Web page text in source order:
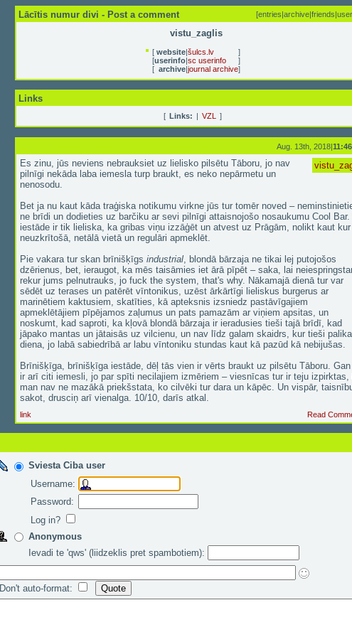
Lācītis numur divi - Post a comment [entries|archive|friends|
vistu_zaglis
[ website| šulcs.lv
]
[userinfo| sc userinfo
]
[ archive| journal archive]
Links
[ Links: VZL ]
Aug. 13th, 2018|
Es zinu, jūs neviens nebrauksiet uz lielisko pilsētu Tāboru, jo nav
pilnīgi nekāda laba iemesla turp braukt, es neko nepārmetu un
nenosodu.
Bet ja nu kaut kāda traģiska notikumu virkne jūs tur tomēr noved –
ne brīdi un dodieties uz barčiku ar sevi pilnīgi attaisnojošo nosaukumu Cool
iestāde ir tik lieliska, ka gribas viņu izzāģēt un atvest uz Prāgām, nolikt kaut kur
neuzkrītošā, netālā vietā un regulāri apmeklēt.
Pie vakara tur skan brīnišķīgs industrial , blondā bārzaja ne tikai lej putojošos
dzērienus, bet, ieraugot, ka mēs taisāmies iet ārā pīpēt – saka, lai
rekur jums pelnutrauks, jo fuck the system, that's why. Nākamajā dienā tur var
sēdēt uz terases un patērēt vīntonikus, uzēst ārkārtīgi lieliskus burgerus ar
marinētiem kaktusiem, skatīties, kā apteksnis izsniedz pastāvīgajiem
apmeklētājiem pīpējamos zaļumus un pats pamazām ar viņiem apsitas, un
noskumt, kad saproti, ka kļovā blondā bārzaja ir ieradusies tieši tajā brīdī, kad
jāpako mantas un jātaisās uz vilcienu, un nav līdz galam skaidrs, kur tieši palika
diena, jo labā sabiedrībā ar labu vīntoniku stundas kaut kā pazūd kā nebijušas.
Brīnišķīga, brīnišķīga iestāde, dēļ tās vien ir vērts braukt uz pilsētu Tāboru.
ir arī citi iemesli, jo par spīti necilajiem izmēriem – viesnīcas tur ir teju izpirktas,
man nav ne mazākā priekšstata, ko cilvēki tur dara un kāpēc. Un vispār,
sakot, drusciņ arī vienalga. 10/10, darīs atkal.
link Read
Sviesta Ciba user
Username:
Password:
Log in?
Anonymous
Ievadi te 'qws' (liidzeklis pret spambotiem):
Don't auto-format: